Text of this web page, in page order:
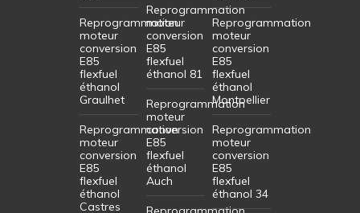
Reprogrammation
moteur
conversion
E85
flexfuel
éthanol
Graulhet
Reprogrammation
moteur
conversion
E85
flexfuel
éthanol
Castres
Reprogrammation
moteur
conversion
E85
flexfuel
éthanol 81
Reprogrammation
moteur
conversion
E85
flexfuel
éthanol
Auch
Reprogrammation
moteur
conversion
E85
flexfuel
éthanol
Montpellier
Reprogrammation
moteur
conversion
E85
flexfuel
éthanol 34